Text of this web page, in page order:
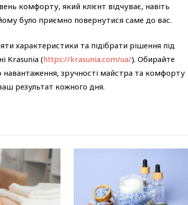
комфорту, який клієнт відчуває, навіть
було приємно повернутися саме до вас.
характеристики та підібрати рішення під
Krasunia (https://krasunia.com/ua/). Обирайте
зручності майстра та комфорту
результат кожного дня.